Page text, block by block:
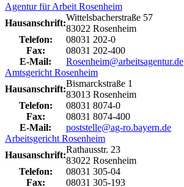
Agentur für Arbeit Rosenheim
Hausanschrift:
Wittelsbacherstraße 57
83022 Rosenheim
Telefon:
08031 202-0
Fax:
08031 202-400
E-Mail:
Rosenheim@arbeitsagentur.de
Amtsgericht Rosenheim
Hausanschrift:
Bismarckstraße 1
83013 Rosenheim
Telefon:
08031 8074-0
Fax:
08031 8074-400
E-Mail:
poststelle@ag-ro.bayern.de
Arbeitsgericht Rosenheim
Hausanschrift:
Rathausstr. 23
83022 Rosenheim
Telefon:
08031 305-04
Fax:
08031 305-193